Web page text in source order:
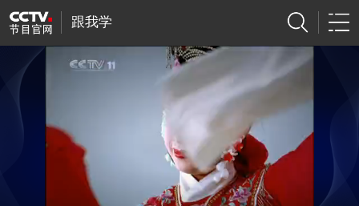
跟我学